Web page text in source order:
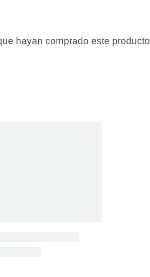
hayan comprado este